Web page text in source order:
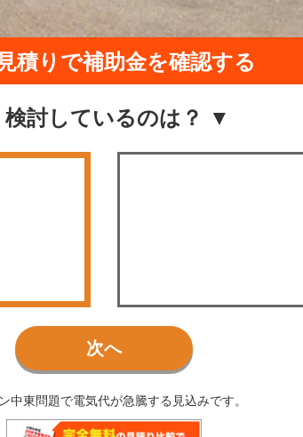
積りで補助金を確認する
討しているのは？ ▼
次へ
中東問題で電気代が急騰する見込みです。